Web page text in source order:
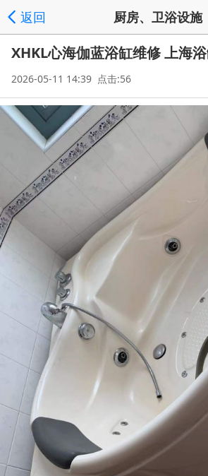
返回 厨房、卫浴设施
XHKL心海伽蓝浴缸维修 上海
2026-05-11 14:39 点击:56